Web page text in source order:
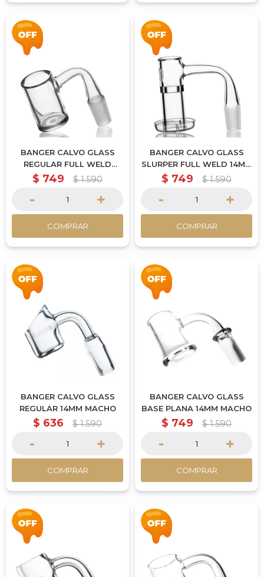
BANGER CALVO GLASS
REGULAR FULL WELD
14MM MACHO
$ 749 $ 1.590
- +
COMPRAR
BANGER CALVO GLASS
SLURPER FULL WELD 14MM
MACHO
$ 749 $ 1.590
- +
COMPRAR
BANGER CALVO GLASS
REGULAR 14MM MACHO
$ 636 $ 1.590
- +
COMPRAR
BANGER CALVO GLASS
BASE PLANA 14MM MACHO
$ 749 $ 1.590
- +
COMPRAR